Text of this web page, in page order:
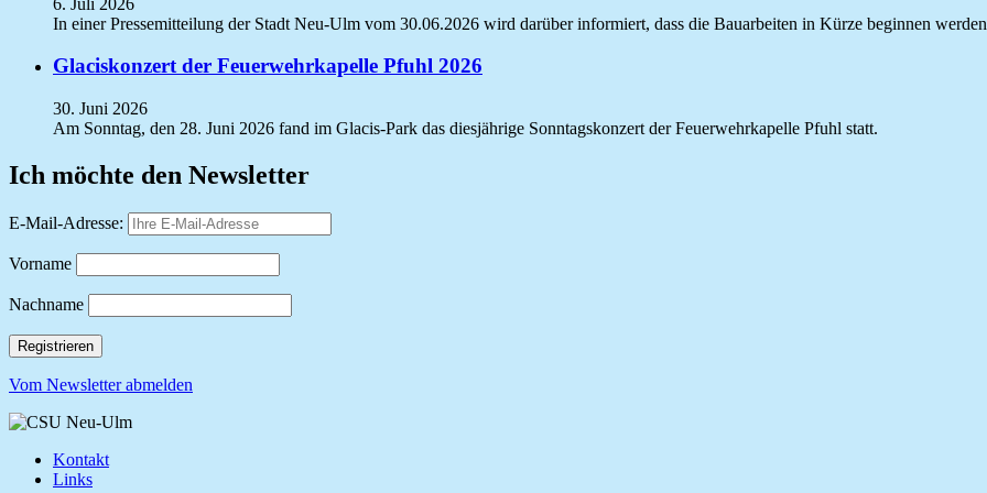
In einer Pressemitteilung der Stadt Neu-Ulm vom 30.06.2026 wird darüber informiert, dass die Bauarbeiten in Kürze beginnen
Glaciskonzert der Feuerwehrkapelle Pfuhl 2026
30. Juni 2026
Am Sonntag, den 28. Juni 2026 fand im Glacis-Park das diesjährige Sonntagskonzert der Feuerwehrkapelle Pfuhl statt.
Ich möchte den Newsletter
E-Mail-Adresse:
Vorname
Nachname
Vom Newsletter abmelden
Kontakt
Links